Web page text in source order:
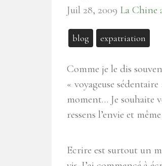
Juil 28, 2009 La Chine
blog expatriation
Comme je le dis
« voyageuse
moment… Je souhaite
ressens l’envie et
Ecrire est surtout un